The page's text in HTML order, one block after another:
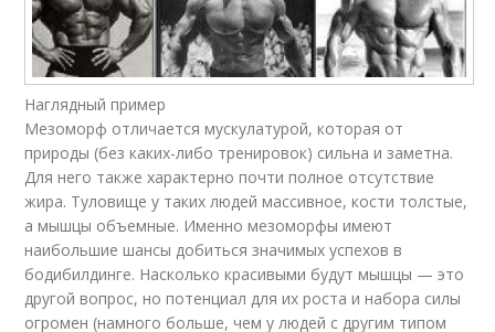
Наглядный пример
Мезоморф отличается мускулатурой, которая от
природы (без каких-либо тренировок) сильна и заметна.
Для него также характерно почти полное отсутствие
жира. Туловище у таких людей массивное, кости толстые,
а мышцы объемные. Именно мезоморфы имеют
наибольшие шансы добиться значимых успехов в
бодибилдинге. Насколько красивыми будут мышцы — это
другой вопрос, но потенциал для их роста и набора силы
огромен (намного больше, чем у людей с другим типом